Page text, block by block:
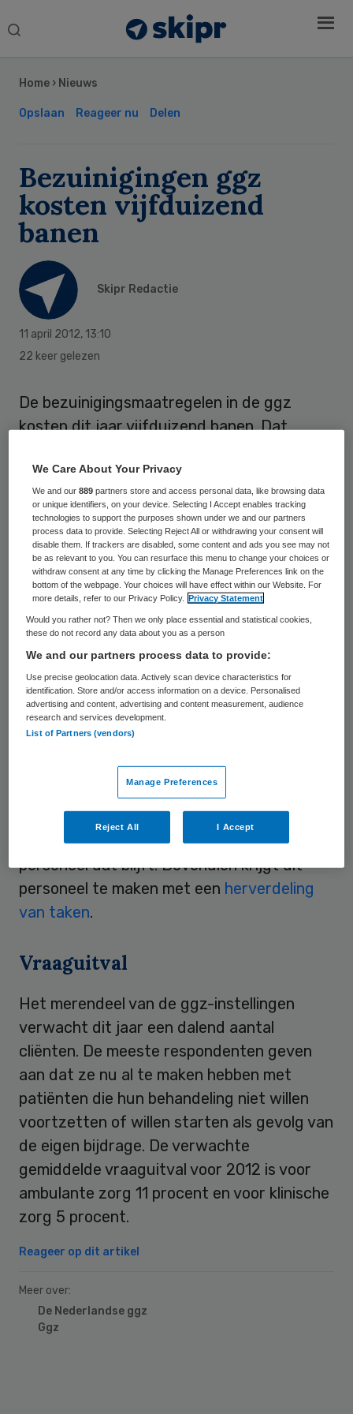
Search
Home › Nieuws
Opslaan Reageer nu Delen
Bezuinigingen ggz
kosten vijfduizend
banen
Skipr Redactie
11 april 2012, 13:10
22 keer gelezen
De bezuinigingsmaatregelen in de ggz
kosten dit jaar vijfduizend banen. Dat
Nederland op basis van een quick scan
onder de leden.
De instellingen die de quick scan hebben
ingevuld zullen gezamenlijk met bijna 2200
fte gaan krimpen. VolgensGGZ Nederland
komt dit voor de sector als geheel neer op
5000 fte. Met ruim 1500 fte vallen de
grootste ontslagen onder het
zorgpersoneel. De overige 640 fte krimp zal
gaan om ondersteunend personeel.
Volgens de respondenten komt door het
massaontslag de kwaliteit van zorg in
gevaar. Ook groeit de werkdruk voor het
personeel dat blijft. Bovendien krijgt dit
personeel te maken met een herverdeling
van taken.
Vraaguitval
Het merendeel van de ggz-instellingen
verwacht dit jaar een dalend aantal
cliënten. De meeste respondenten geven
aan dat ze nu al te maken hebben met
patiënten die hun behandeling niet willen
voortzetten of willen starten als gevolg van
de eigen bijdrage. De verwachte
gemiddelde vraaguitval voor 2012 is voor
ambulante zorg 11 procent en voor klinische
zorg 5 procent.
Reageer op dit artikel
Meer over:
De Nederlandse ggz
Ggz
Sidebar
We Care About Your Privacy
We and our889 partners store and access personal data, like browsing data
or unique identifiers, on your device. Selecting I Accept enables tracking
technologies to support the purposes shown under we and our partners
process data to provide. Selecting Reject All or withdrawing your consent will
disable them. If trackers are disabled, some content and ads you see may not
be as relevant to you. You can resurface this menu to change your choices or
withdraw consent at any time by clicking the Manage Preferences link on the
bottom of the webpage. Your choices will have effect within our Website. For
more details, refer to our Privacy Policy.
Privacy Statement
Would you rather not? Then we only place essential and statistical cookies,
these do not record any data about you as a person
We and our partners process data to provide:
Use precise geolocation data. Actively scan device characteristics for
identification. Store and/or access information on a device. Personalised
advertising and content, advertising and content measurement, audience
research and services development.
List of Partners (vendors)
Manage Preferences
Reject All I Accept